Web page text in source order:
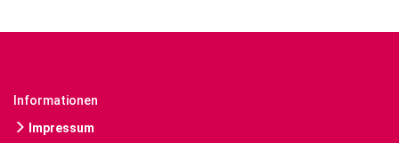
Informationen
Impressum